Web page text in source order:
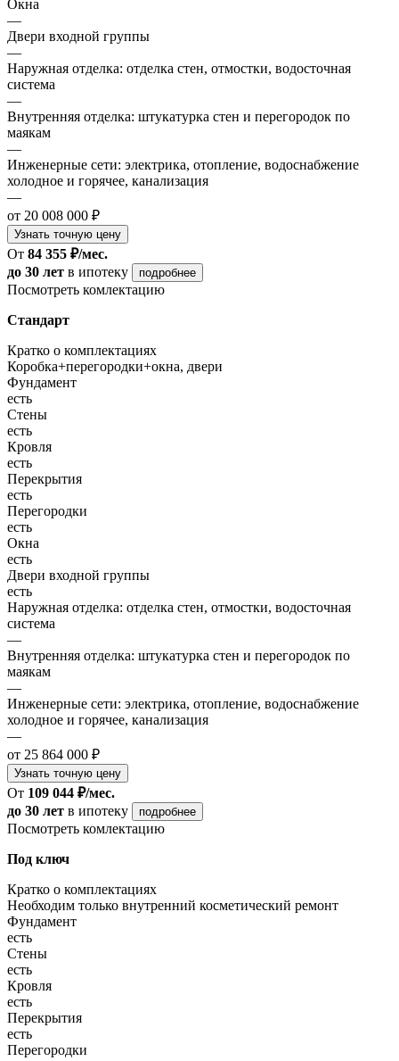
Окна
—
Двери входной группы
—
Наружная отделка: отделка стен, отмостки, водосточная
система
—
Внутренняя отделка: штукатурка стен и перегородок по
маякам
—
Инженерные сети: электрика, отопление, водоснабжение
холодное и горячее, канализация
—
от 20 008 000 ₽
Узнать точную цену
От 84 355 ₽/мес.
до 30 лет в ипотеку подробнее
Посмотреть комлектацию
Стандарт
Кратко о комплектациях
Коробка+перегородки+окна, двери
Фундамент
есть
Стены
есть
Кровля
есть
Перекрытия
есть
Перегородки
есть
Окна
есть
Двери входной группы
есть
Наружная отделка: отделка стен, отмостки, водосточная
система
—
Внутренняя отделка: штукатурка стен и перегородок по
маякам
—
Инженерные сети: электрика, отопление, водоснабжение
холодное и горячее, канализация
—
от 25 864 000 ₽
Узнать точную цену
От 109 044 ₽/мес.
до 30 лет в ипотеку подробнее
Посмотреть комлектацию
Под ключ
Кратко о комплектациях
Необходим только внутренний косметический ремонт
Фундамент
есть
Стены
есть
Кровля
есть
Перекрытия
есть
Перегородки